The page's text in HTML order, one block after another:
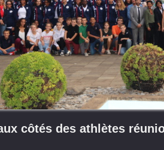
côtés des athlètes